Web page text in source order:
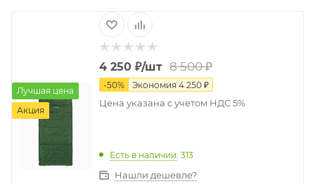
Лучшая цена
Акция
4 250 ₽/шт 8 500₽
-50% Экономия 4 250 ₽
Цена указана с учетом НДС 5%
Есть в наличии: 313
Нашли дешевле?